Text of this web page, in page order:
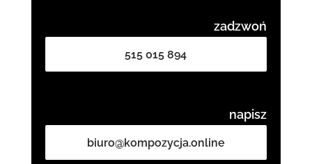
zadzwoń
515 015 894
napisz
biuro@kompozycja.online